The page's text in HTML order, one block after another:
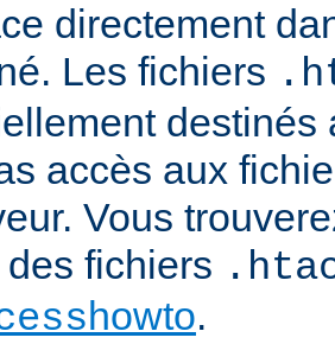
directement
Les fichiers
destinés
accès aux
Vous
fichiers
howto.